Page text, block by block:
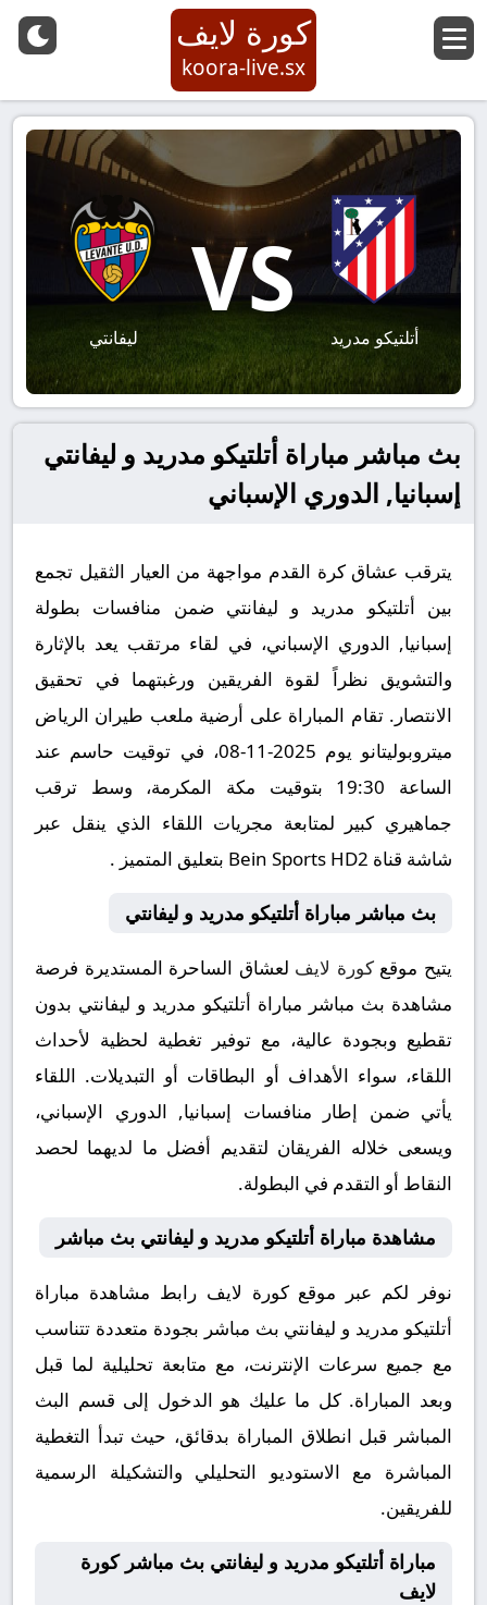
كورة لايف
koora-live.sx
أتلتيكو مدريد
VS
ليفانتي
بث مباشر مباراة أتلتيكو مدريد و ليفانتي
إسبانيا, الدوري الإسباني
يترقب عشاق كرة القدم مواجهة من العيار الثقيل تجمع
بين أتلتيكو مدريد و ليفانتي ضمن منافسات بطولة
إسبانيا, الدوري الإسباني، في لقاء مرتقب يعد بالإثارة
والتشويق نظراً لقوة الفريقين ورغبتهما في تحقيق
الانتصار. تقام المباراة على أرضية ملعب طيران الرياض
ميتروبوليتانو يوم 2025-11-08، في توقيت حاسم عند
الساعة 19:30 بتوقيت مكة المكرمة، وسط ترقب
جماهيري كبير لمتابعة مجريات اللقاء الذي ينقل عبر
شاشة قناة Bein Sports HD2 بتعليق المتميز .
بث مباشر مباراة أتلتيكو مدريد و ليفانتي
يتيح موقعكورة لايف لعشاق الساحرة المستديرة فرصة
مشاهدة بث مباشر مباراة أتلتيكو مدريد و ليفانتي بدون
تقطيع وبجودة عالية، مع توفير تغطية لحظية لأحداث
اللقاء، سواء الأهداف أو البطاقات أو التبديلات. اللقاء
يأتي ضمن إطار منافسات إسبانيا, الدوري الإسباني،
ويسعى خلاله الفريقان لتقديم أفضل ما لديهما لحصد
النقاط أو التقدم في البطولة.
مشاهدة مباراة أتلتيكو مدريد و ليفانتي بث مباشر
نوفر لكم عبر موقع كورة لايف رابط مشاهدة مباراة
أتلتيكو مدريد و ليفانتي بث مباشر بجودة متعددة تتناسب
مع جميع سرعات الإنترنت، مع متابعة تحليلية لما قبل
وبعد المباراة. كل ما عليك هو الدخول إلى قسم البث
المباشر قبل انطلاق المباراة بدقائق، حيث تبدأ التغطية
المباشرة مع الاستوديو التحليلي والتشكيلة الرسمية
للفريقين.
مباراة أتلتيكو مدريد و ليفانتي بث مباشر كورة
لايف